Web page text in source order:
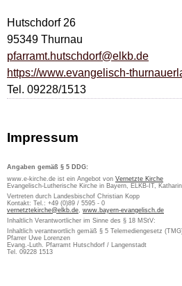
Hutschdorf 26
95349 Thurnau
pfarramt.hutschdorf@elkb.de
https://www.evangelisch-
Tel. 09228/1513
Impressum
Angaben gemäß § 5 DDG:
www.e-kirche.de ist ein Angebot von Vernetzte Kirche
Evangelisch-Lutherische Kirche in Bayern, ELKB-IT,
Vertreten durch Landesbischof Christian Kopp
Kontakt: Tel.: +49 (0)89 / 5595 - 0
vernetztekirche@elkb.de, www.bayern-evangelisch.de
Inhaltlich Verantwortlicher im Sinne des § 18 MStV:
Inhaltlich verantwortlich gemäß § 5 Telemediengesetz
Pfarrer Uwe Lorenzen
Evang.-Luth. Pfarramt Hutschdorf / Langenstadt
Tel. 09228 1513